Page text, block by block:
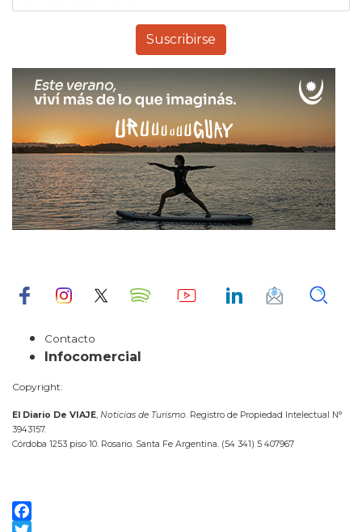
Contacto
Infocomercial
Copyright:
El Diario De VIAJE, Noticias de Turismo. Registro de Propiedad Intelectual N°
3943157.
Córdoba 1253 piso 10. Rosario. Santa Fe Argentina. (54 341) 5 407967